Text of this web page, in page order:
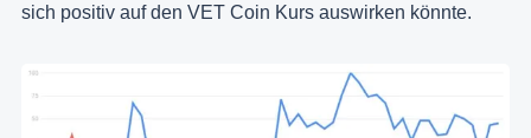
sich positiv auf den VET Coin Kurs auswirken könnte.